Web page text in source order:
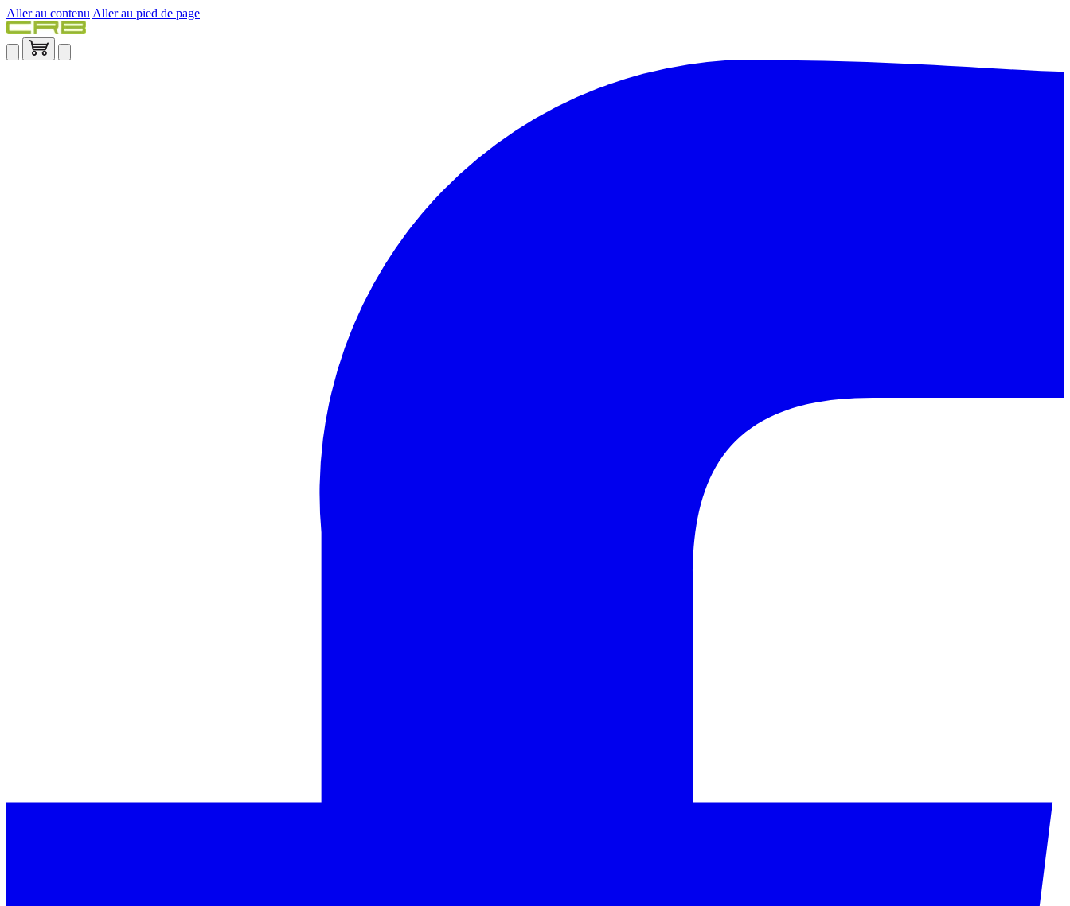
Aller au contenu Aller au pied de page